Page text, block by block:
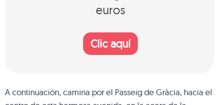
euros
Clic aquí
A continuación, camina por el Passeig de Gràcia, hacia el